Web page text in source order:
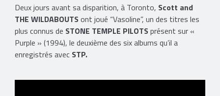
Deux jours avant sa disparition, à Toronto, Scott and
THE WILDABOUTSont joué “Vasoline”, un des titres les
plus connus de STONE TEMPLE PILOTSprésent sur «
Purple » (1994), le deuxième des six albums qu’il a
enregistrés avec STP.